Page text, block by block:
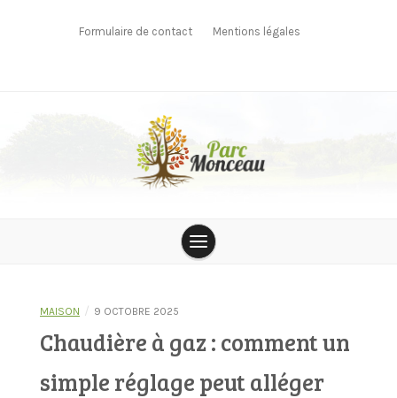
Formulaire de contact Mentions légales
MAISON / 9 OCTOBRE 2025
Chaudière à gaz : comment un
simple réglage peut alléger